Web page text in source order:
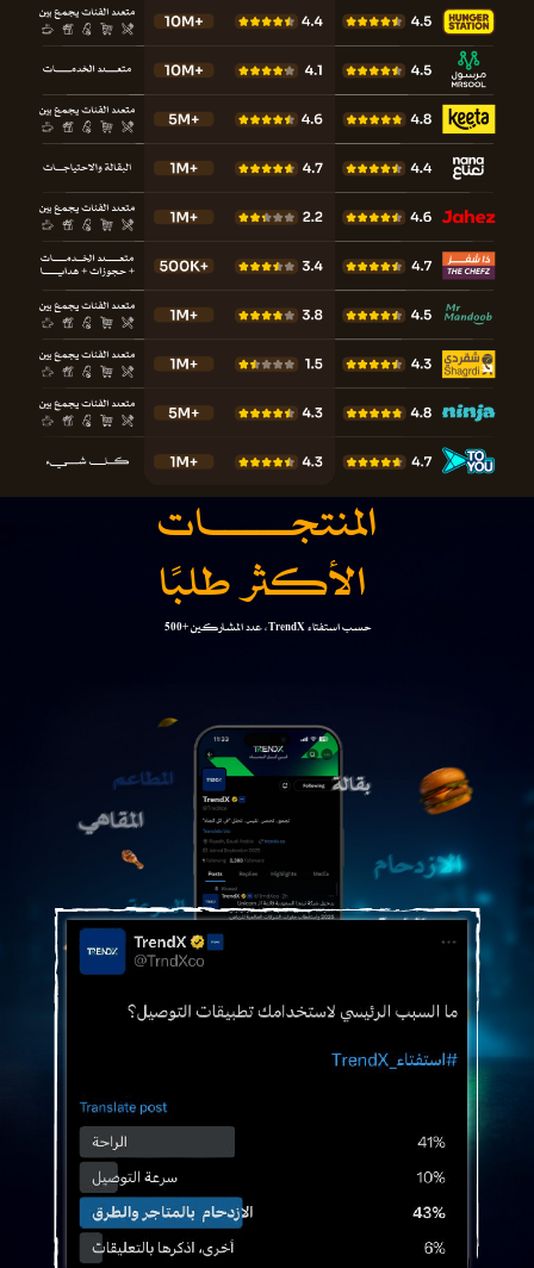
المنتجـــــــات
الأكـثر طلبًا
حسب استفتاء TrendX، عدد المشاركـين +500